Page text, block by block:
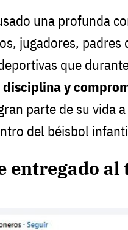
una profunda
jugadores, padres
que
y
parte de su vida
del béisbol
entregado al